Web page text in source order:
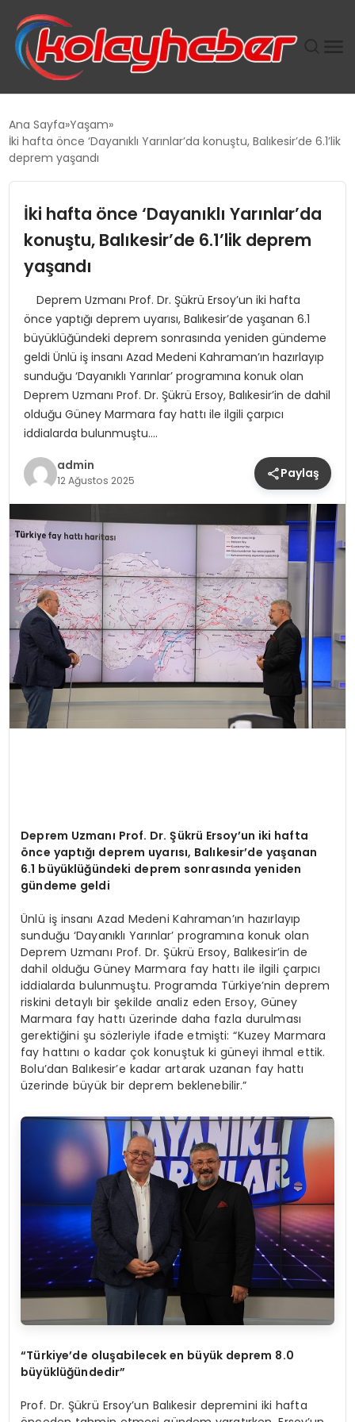
SUWEN’IN İSTIHDAM MODELI EKONOMIDE KADIN
TANYER YAPI ZEMIN MÜHENDISLIĞINDE HEDEF
BÜYÜTTÜ
TOROSLAR’DA PAZAR GERGİNLİĞİ!
Ana Sayfa Yaşam
İki hafta önce ‘Dayanıklı Yarınlar’da konuştu, Balıkesir’de 6.1’lik
deprem yaşandı
İki hafta önce ‘Dayanıklı Yarınlar’da
konuştu, Balıkesir’de 6.1’lik deprem
yaşandı
Deprem Uzmanı Prof. Dr. Şükrü Ersoy’un iki hafta
önce yaptığı deprem uyarısı, Balıkesir’de yaşanan 6.1
büyüklüğündeki deprem sonrasında yeniden gündeme
geldi Ünlü iş insanı Azad Medeni Kahraman’ın hazırlayıp
sunduğu ‘Dayanıklı Yarınlar’ programına konuk olan
Deprem Uzmanı Prof. Dr. Şükrü Ersoy, Balıkesir’in de dahil
olduğu Güney Marmara fay hattı ile ilgili çarpıcı
iddialarda bulunmuştu….
admin
12 Ağustos 2025 Paylaş
Deprem Uzmanı Prof. Dr. Şükrü Ersoy’un iki hafta
önce yaptığı deprem uyarısı, Balıkesir’de yaşanan
6.1 büyüklüğündeki deprem sonrasında yeniden
gündeme geldi
Ünlü iş insanı Azad Medeni Kahraman’ın hazırlayıp
sunduğu ‘Dayanıklı Yarınlar’ programına konuk olan
Deprem Uzmanı Prof. Dr. Şükrü Ersoy, Balıkesir’in de
dahil olduğu Güney Marmara fay hattı ile ilgili çarpıcı
iddialarda bulunmuştu. Programda Türkiye’nin deprem
riskini detaylı bir şekilde analiz eden Ersoy, Güney
Marmara fay hattı üzerinde daha fazla durulması
gerektiğini şu sözleriyle ifade etmişti: “Kuzey Marmara
fay hattını o kadar çok konuştuk ki güneyi ihmal ettik.
Bolu’dan Balıkesir’e kadar artarak uzanan fay hattı
üzerinde büyük bir deprem beklenebilir.”
“Türkiye’de oluşabilecek en büyük deprem 8.0
büyüklüğündedir”
Prof. Dr. Şükrü Ersoy’un Balıkesir depremini iki hafta